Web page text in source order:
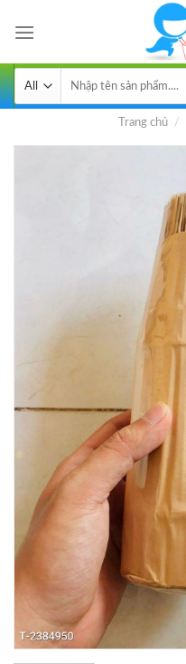
kiếm:
Trang chủ /